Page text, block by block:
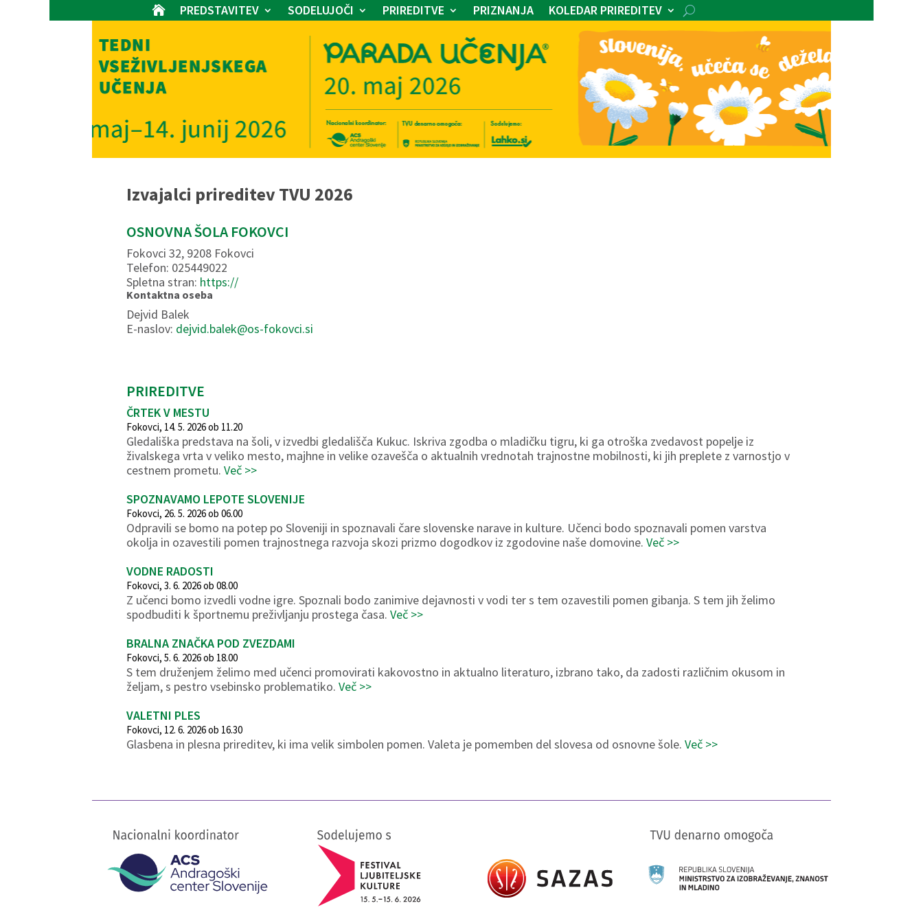
 PREDSTAVITEV SODELUJOČI PRIREDITVE PRIZNANJA KOLEDAR PRIREDITEV
Izvajalci prireditev TVU 2026
OSNOVNA ŠOLA FOKOVCI
Fokovci 32, 9208 Fokovci
Telefon: 025449022
Spletna stran: https://
Kontaktna oseba
Dejvid Balek
E-naslov: dejvid.balek@os-fokovci.si
PRIREDITVE
ČRTEK V MESTU
Fokovci, 14. 5. 2026 ob 11.20
Gledališka predstava na šoli, v izvedbi gledališča Kukuc. Iskriva zgodba o mladičku tigru, ki ga otroška zvedavost popelje iz
živalskega vrta v veliko mesto, majhne in velike ozavešča o aktualnih vrednotah trajnostne mobilnosti, ki jih preplete z varnostjo v
cestnem prometu.Več >>
SPOZNAVAMO LEPOTE SLOVENIJE
Fokovci, 26. 5. 2026 ob 06.00
Odpravili se bomo na potep po Sloveniji in spoznavali čare slovenske narave in kulture. Učenci bodo spoznavali pomen varstva
okolja in ozavestili pomen trajnostnega razvoja skozi prizmo dogodkov iz zgodovine naše domovine.Več >>
VODNE RADOSTI
Fokovci, 3. 6. 2026 ob 08.00
Z učenci bomo izvedli vodne igre. Spoznali bodo zanimive dejavnosti v vodi ter s tem ozavestili pomen gibanja. S tem jih želimo
spodbuditi k športnemu preživljanju prostega časa.Več >>
BRALNA ZNAČKA POD ZVEZDAMI
Fokovci, 5. 6. 2026 ob 18.00
S tem druženjem želimo med učenci promovirati kakovostno in aktualno literaturo, izbrano tako, da zadosti različnim okusom in
željam, s pestro vsebinsko problematiko.Več >>
VALETNI PLES
Fokovci, 12. 6. 2026 ob 16.30
Glasbena in plesna prireditev, ki ima velik simbolen pomen. Valeta je pomemben del slovesa od osnovne šole.Več >>